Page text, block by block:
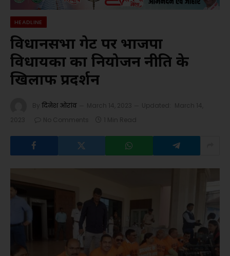
HEADLINE
विधानसभा गेट पर भाजपा
विधायकों का नियोजन नीति के
खिलाफ प्रदर्शन
By दिनेश ओरांव March 14, 2023 Updated:
March 14,
2023
No Comments 1 Min Read